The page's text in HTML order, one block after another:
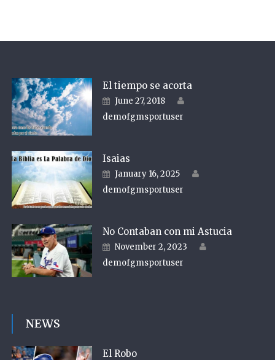
El tiempo se acorta
Posted on
June 27, 2018
demofgmsportuser
Isaias
Posted on
January 16, 2025
demofgmsportuser
No Contaban con mi Astucia
Posted on
November 2, 2023
demofgmsportuser
NEWS
El Robo